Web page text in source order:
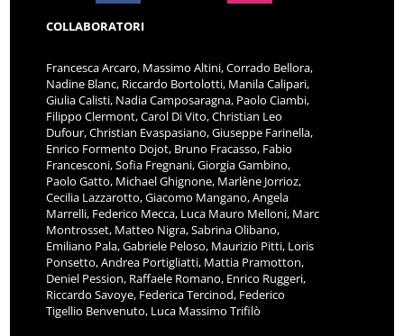
COLLABORATORI
Francesca Arcaro, Massimo Altini, Corrado Bellora,
Nadine Blanc, Riccardo Bortolotti, Manila Calipari,
Giulia Calisti, Nadia Camposaragna, Paolo Ciambi,
Filippo Clermont, Carol Di Vito, Christian Leo
Dufour, Christian Evaspasiano, Giuseppe Farinella,
Enrico Formento Dojot, Bruno Fracasso, Fabio
Francesconi, Sofia Fregnani, Giorgia Gambino,
Paolo Gatto, Michael Ghignone, Marlène Jorrioz,
Cecilia Lazzarotto, Giacomo Mangano, Angela
Marrelli, Federico Mecca, Luca Mauro Melloni, Marc
Montrosset, Matteo Nigra, Sabrina Olibano,
Emiliano Pala, Gabriele Peloso, Maurizio Pitti, Loris
Ponsetto, Andrea Portigliatti, Mattia Pramotton,
Deniel Pession, Raffaele Romano, Enrico Ruggeri,
Riccardo Savoye, Federica Tercinod, Federico
Tigellio Benvenuto, Luca Massimo Trifilò